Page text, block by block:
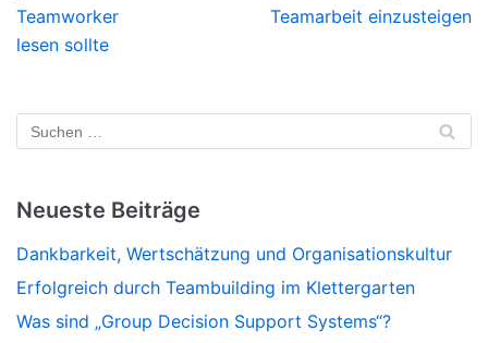
Teamworker
lesen sollte
Teamarbeit einzusteigen
Neueste Beiträge
Dankbarkeit, Wertschätzung und Organisationskultur
Erfolgreich durch Teambuilding im Klettergarten
Was sind „Group Decision Support Systems“?